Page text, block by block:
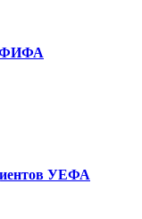
ФИФА
УЕФА